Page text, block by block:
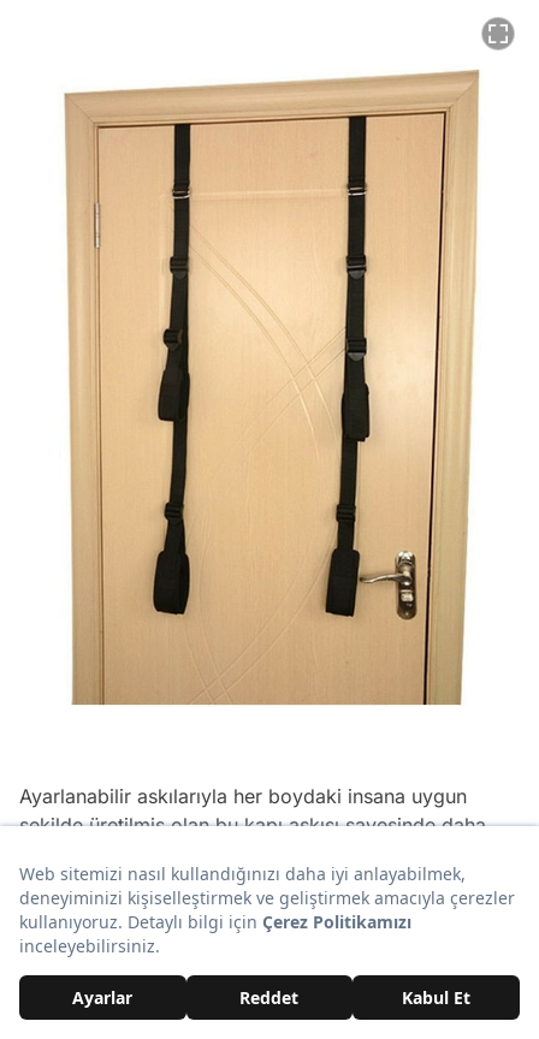
Ayarlanabilir askılarıyla her boydaki insana uygun
şekilde üretilmiş olan bu kapı askısı sayesinde daha
yaşayabilirsiniz.
Buraya
tıklayarak satın alın!
18. Minnoş dostunuzla kendinizi mutlu etmeye
hazır mısınız?